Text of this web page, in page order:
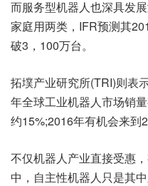
而服务型机器人也深具发
家庭用两类，IFR预测其
破3，100万台。
拓墣产业研究所(TRI)则表
年全球工业机器人市场销
约15%;2016年有机会来到
不仅机器人产业直接受惠
中，自主性机器人只是其